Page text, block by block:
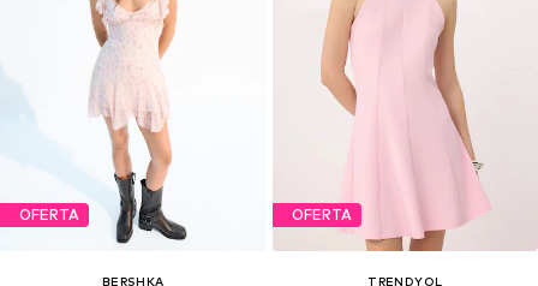
OFERTA
BERSHKA
OFERTA
TRENDYOL